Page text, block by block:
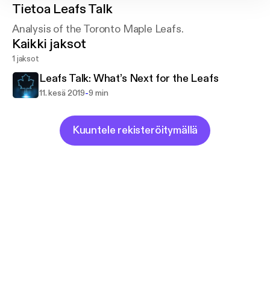
Tietoa Leafs Talk
Analysis of the Toronto Maple Leafs.
Kaikki jaksot
1 jaksot
Leafs Talk: What’s Next for the Leafs
11. kesä 2019-9 min
Kuuntele rekisteröitymällä